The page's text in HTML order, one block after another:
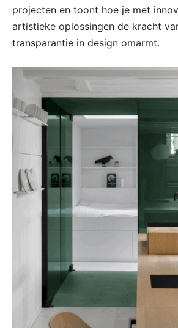
projecten en toont hoe je met
artistieke oplossingen de kracht
transparantie in design omarmt.